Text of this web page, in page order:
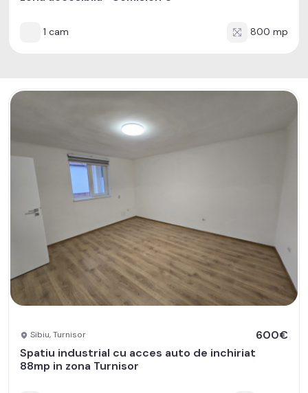
1 cam 800 mp
Sibiu, Turnisor
600€
Spatiu industrial cu acces auto de inchiriat
88mp in zona Turnisor